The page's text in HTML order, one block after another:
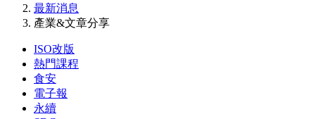
最新消息
產業&文章分享
ISO改版
熱門課程
食安
電子報
永續